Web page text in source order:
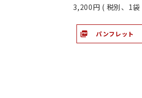
3,200円 ( 税別、1袋
パンフレット